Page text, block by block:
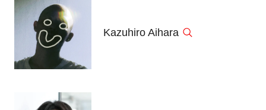
Kazuhiro Aihara